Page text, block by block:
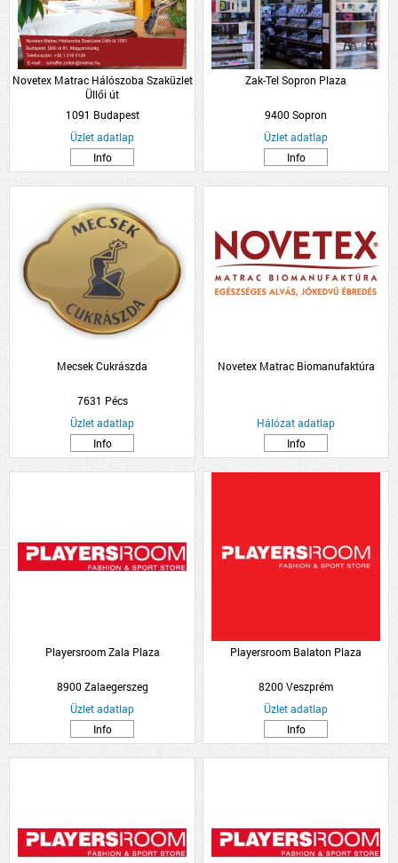
Novetex Matrac Hálószoba Szaküzlet
Üllői út
1091 Budapest
Üzlet adatlap
Info
Zak-Tel Sopron Plaza
9400 Sopron
Üzlet adatlap
Info
Mecsek Cukrászda
7631 Pécs
Üzlet adatlap
Info
Novetex Matrac Biomanufaktúra
Hálózat adatlap
Info
Playersroom Zala Plaza
8900 Zalaegerszeg
Üzlet adatlap
Info
Playersroom Balaton Plaza
8200 Veszprém
Üzlet adatlap
Info